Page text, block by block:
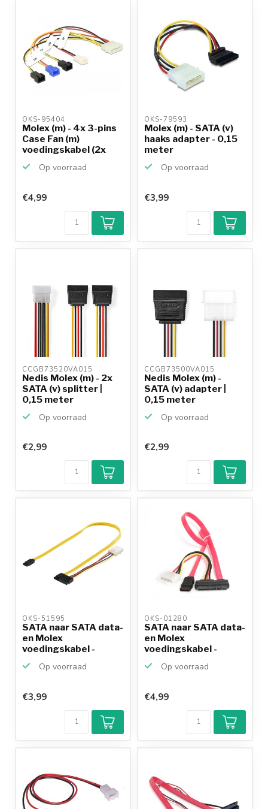
OKS-95404
Molex (m) - 4x 3-pins
Case Fan (m)
voedingskabel (2x
Op voorraad
€4,99
OKS-79593
Molex (m) - SATA (v)
haaks adapter - 0,15
meter
Op voorraad
€3,99
CCGB73520VA015
Nedis Molex (m) - 2x
SATA (v) splitter |
0,15 meter
Op voorraad
€2,99
CCGB73500VA015
Nedis Molex (m) -
SATA (v) adapter |
0,15 meter
Op voorraad
€2,99
OKS-51595
SATA naar SATA data-
en Molex
voedingskabel -
Op voorraad
€3,99
OKS-01280
SATA naar SATA data-
en Molex
voedingskabel -
Op voorraad
€4,99